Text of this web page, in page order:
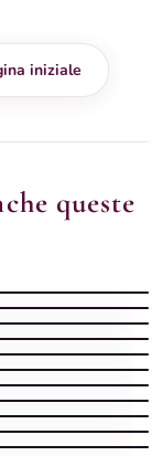
queste
iniziale